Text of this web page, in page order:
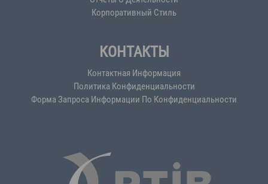
Корпоративный Стиль
КОНТАКТЫ
Контактная Информация
Политика Конфиденциальности
Форма Запроса Информации По Конфиденциальности